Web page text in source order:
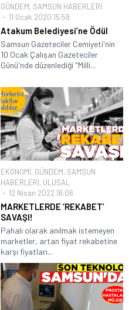
GÜNDEM, SAMSUN HABERLERİ
11 Ocak 2020 15:58
Atakum Belediyesi’ne Ödül
Samsun Gazeteciler Cemiyeti'nin
10 Ocak Çalışan Gazeteciler
Günü'nde düzenlediği "Milli...
EKONOMİ, GÜNDEM, SAMSUN
HABERLERİ, ULUSAL
12 Nisan 2022 16:06
MARKETLERDE ‘REKABET’
SAVAŞI!
Pahalı olarak anılmak istemeyen
marketler, artan fiyat rekabetine
karşı fiyatları...